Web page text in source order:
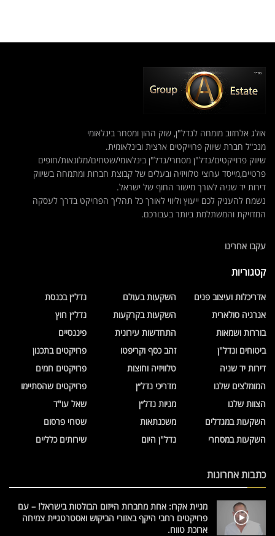
אולג אלחזוב מומחה לנדל"ן, שוק ההון ומסחר בינלאומי
מנכ"ל חברת שיווק פרוייקטים ארצית ובינלאומית.
שיווק פרוייקטים/נדל"ן מסחרי/נדל"ן בינלאומי/שטחים/מלונאות/חופים
פרטיים,מייסד ערוצי טלוויזיה ובעלים של קבוצת חברות ומתמחה בשיווק
דירות יד שניה לאורך מישור החוף של ישראל.
נשמח להעניק לכם ייעוץ וליווי לאורך כל תהליך הפרויקט בדרך לעסקה
המדויקת והמשתלמת ביותר בעבורכם.
עקבו אחרינו
קטגוריות
אדריכלות ועיצוב פנים
אנרגיה סולארית
בוררות ושמאות
ביטוחים ונדל"ן
דירות יד שניה
המומלצים שלנו
הצוות שלנו
השקעות במגדלים
השקעות במסחרי
השקעות בעולם
השקעות בקרקעות
התחדשות עירונית
זהב כסף וקריפטו
טלוויזיה וחוצות
מדריכי נדל״ן
מניות נדל״ן
משכנתאות
נדל"ן היום
נדל״ן בכנסת
נדל״ן חוץ
פיננסיים
פרויקטים בתכנון
פרויקטים חמים
פרויקטים שהסתיימו
שאל עו"ד
שטחי פרסום
שירותים כלליים
כתבות אחרונות
מניית אקרו: אחת מחברות הייזום הבולטות בישראל! – עם
פרויקטים רחבי היקף באזורי הביקוש ואסטרטגיית צמיחה
ארוכת טווח.